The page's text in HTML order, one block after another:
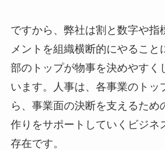
ですから、弊社は割と数字や指
メントを組織横断的にやること
部のトップが物事を決めやすく
います。人事は、各事業のトッ
ら、事業面の決断を支えるため
作りをサポートしていくビジネ
存在です。